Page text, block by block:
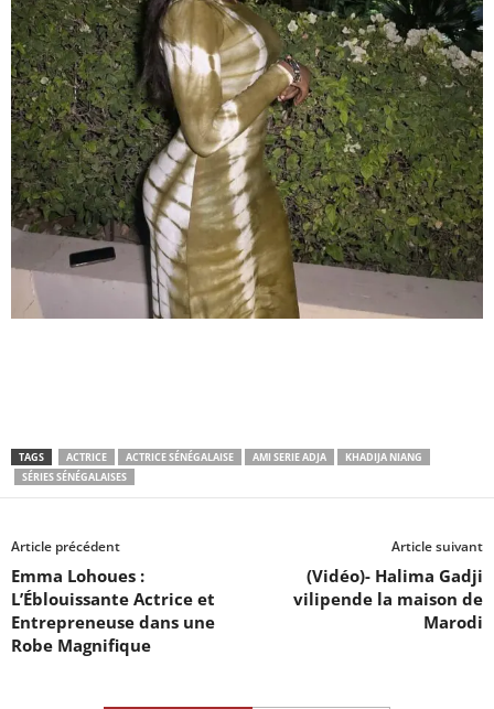
TAGS ACTRICE ACTRICE SÉNÉGALAISE AMI SERIE ADJA
KHADIJA NIANG
SÉRIES SÉNÉGALAISES
Article précédent
Emma Lohoues :
L’Éblouissante Actrice et
Entrepreneuse dans une
Robe Magnifique
Article suivant
(Vidéo)- Halima Gadji
vilipende la maison de
Marodi